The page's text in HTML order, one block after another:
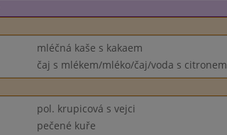
mléčná kaše s kakaem
čaj s mlékem/mléko/čaj/voda s citronem
pol. krupicová s vejci
pečené kuře